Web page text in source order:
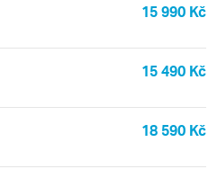
15 990 Kč
15 490 Kč
18 590 Kč